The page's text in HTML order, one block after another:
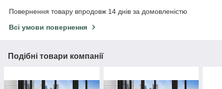
Повернення товару впродовж 14 днів за домовленістю
Всі умови повернення
Подібні товари компанії